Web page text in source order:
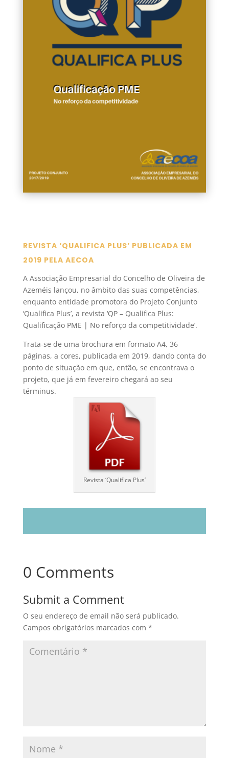
REVISTA ‘QUALIFICA PLUS’ PUBLICADA EM
2019 PELA AECOA
A Associação Empresarial do Concelho de Oliveira de
Azeméis lançou, no âmbito das suas competências,
enquanto entidade promotora do Projeto Conjunto
‘Qualifica Plus’, a revista ‘QP – Qualifica Plus:
Qualificação PME | No reforço da competitividade’.
Trata-se de uma brochura em formato A4, 36
páginas, a cores, publicada em 2019, dando conta do
ponto de situação em que, então, se encontrava o
projeto, que já em fevereiro chegará ao seu
términus.
Revista ‘Qualifica Plus’
0 Comments
Submit a Comment
O seu endereço de email não será publicado.
Campos obrigatórios marcados com *